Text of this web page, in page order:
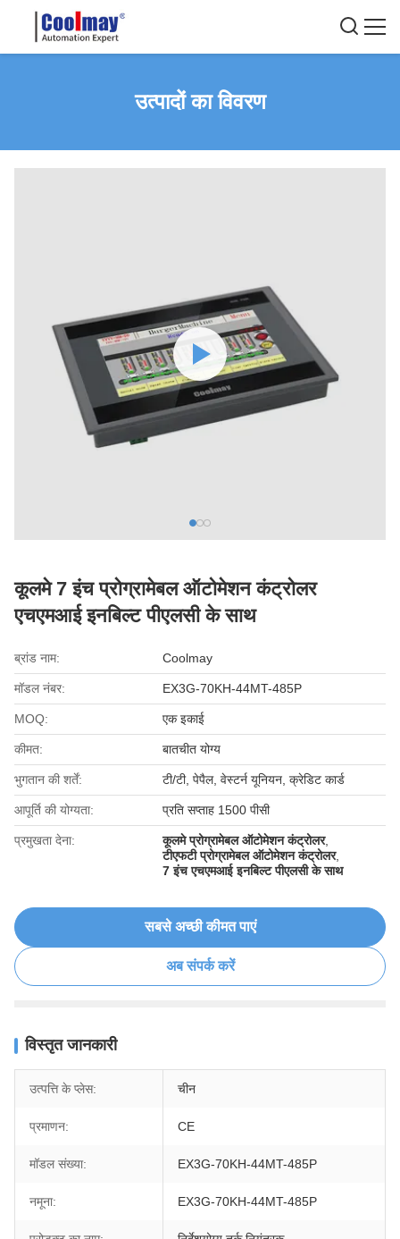
उत्पादों का विवरण
कूलमे 7 इंच प्रोग्रामेबल ऑटोमेशन कंट्रोलर
एचएमआई इनबिल्ट पीएलसी के साथ
ब्रांड नाम: Coolmay
मॉडल नंबर: EX3G-70KH-44MT-485P
MOQ: एक इकाई
कीमत: बातचीत योग्य
भुगतान की शर्तें: टी/टी, पेपैल, वेस्टर्न यूनियन, क्रेडिट कार्ड
आपूर्ति की योग्यता: प्रति सप्ताह 1500 पीसी
प्रमुखता देना: कूलमे प्रोग्रामेबल ऑटोमेशन कंट्रोलर,
टीएफटी प्रोग्रामेबल ऑटोमेशन कंट्रोलर,
7 इंच एचएमआई इनबिल्ट पीएलसी के साथ
सबसे अच्छी कीमत पाएं
अब संपर्क करें
विस्तृत जानकारी
उत्पत्ति के प्लेस: चीन
प्रमाणन: CE
मॉडल संख्या: EX3G-70KH-44MT-485P
नमूना: EX3G-70KH-44MT-485P